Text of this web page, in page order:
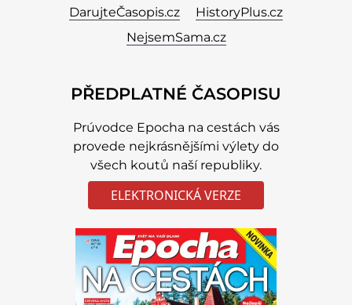
DarujteČasopis.cz
HistoryPlus.cz
NejsemSama.cz
PŘEDPLATNÉ ČASOPISU
Prúvodce Epocha na cestách vás
provede nejkrásnějšími výlety do
všech koutů naší republiky.
ELEKTRONICKÁ VERZE